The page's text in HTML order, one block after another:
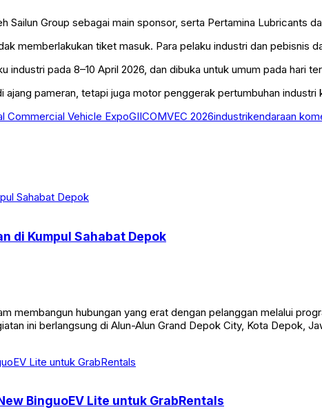
Sailun Group sebagai main sponsor, serta Pertamina Lubricants
memberlakukan tiket masuk. Para pelaku industri dan pebisnis
industri pada 8–10 April 2026, dan dibuka untuk umum pada hari
ajang pameran, tetapi juga motor penggerak pertumbuhan
Commercial Vehicle ExpoGIICOMVEC 2026industrikendaraan
di Kumpul Sahabat Depok
membangun hubungan yang erat dengan pelanggan melalui
ini berlangsung di Alun-Alun Grand Depok City, Kota Depok,
BinguoEV Lite untuk GrabRentals